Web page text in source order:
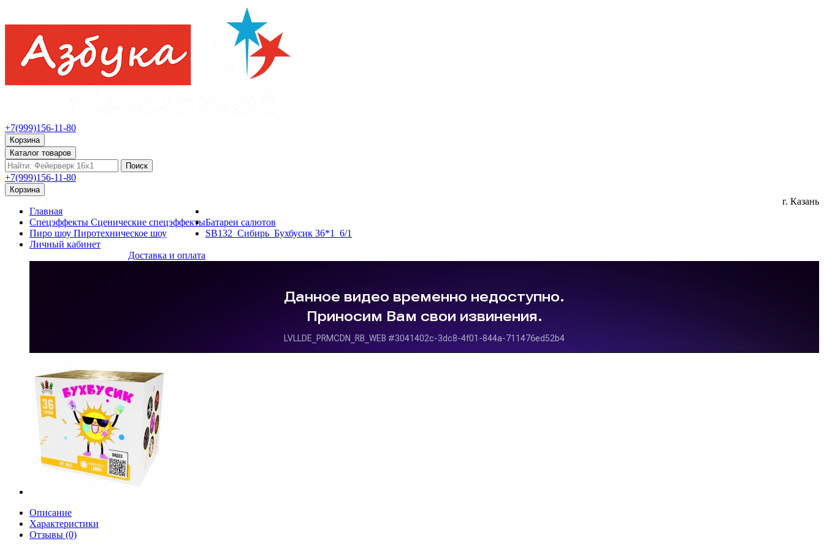
+7(999)156-11-80
Корзина
Каталог товаров
Поиск
+7(999)156-11-80
Корзина
Главная
Спецэффекты Сценические спецэффекты
Пиро шоу Пиротехническое шоу
Личный кабинет
Доставка и оплата
г. Казань
Батареи салютов
SB132_Сибирь_Бухбусик 36*1_6/1
Описание
Характеристики
Отзывы (0)